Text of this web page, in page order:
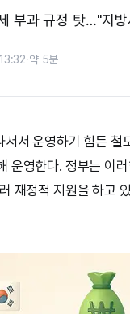
부과 규정 탓…"지
·약 5분
서 운영하기 힘든 철
운영한다. 정부는 이
재정적 지원을 하고